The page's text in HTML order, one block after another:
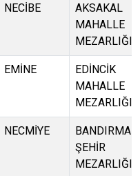
NECİBE
AKSAKAL
MAHALLE
MEZARLIĞI
EMİNE
EDİNCİK
MAHALLE
MEZARLIĞI
NECMİYE
BANDIRMA
ŞEHİR
MEZARLIĞI